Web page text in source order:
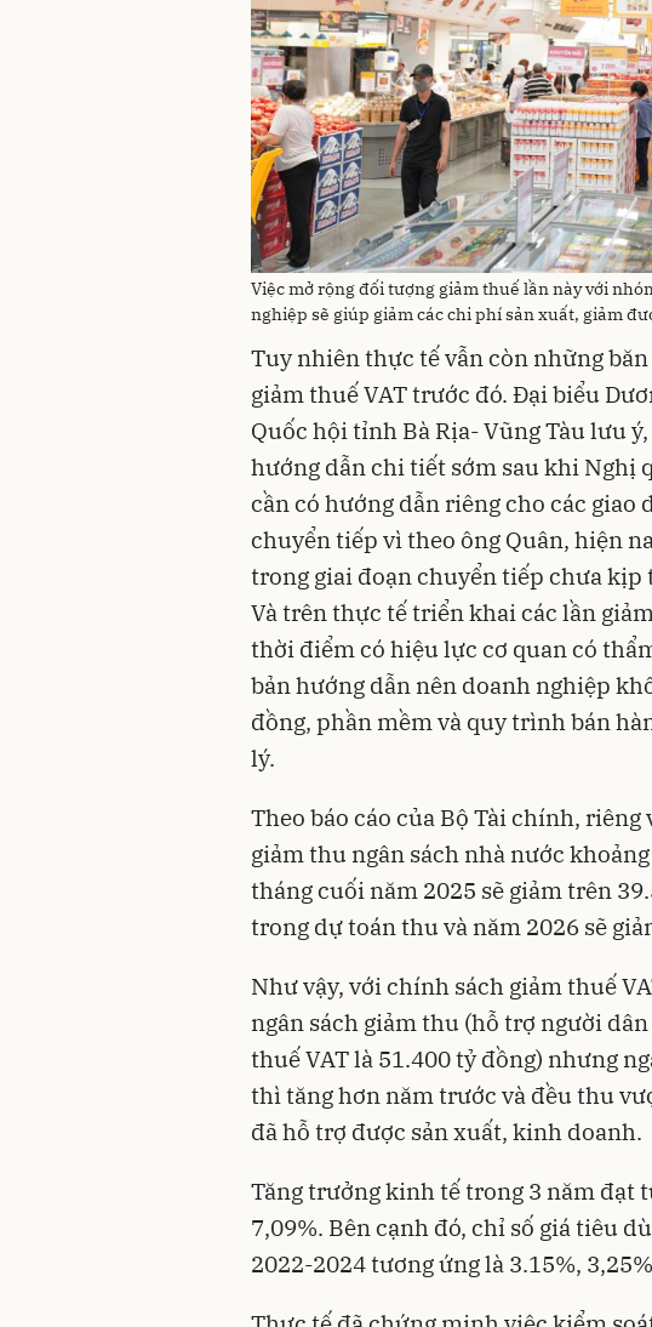
Việc mở rộng đối tượng giảm thuế lần này với
nghiệp sẽ giúp giảm các chi phí sản xuất, giảm
Tuy nhiên thực tế vẫn còn những
giảm thuế VAT trước đó. Đại biểu
Quốc hội tỉnh Bà Rịa- Vũng Tàu lưu
hướng dẫn chi tiết sớm sau khi Nghị
cần có hướng dẫn riêng cho các
chuyển tiếp vì theo ông Quân, hiện
trong giai đoạn chuyển tiếp chưa kịp
Và trên thực tế triển khai các lần
thời điểm có hiệu lực cơ quan có
bản hướng dẫn nên doanh nghiệp
đồng, phần mềm và quy trình bán
lý.
Theo báo cáo của Bộ Tài chính, riêng
giảm thu ngân sách nhà nước
tháng cuối năm 2025 sẽ giảm trên
trong dự toán thu và năm 2026 sẽ
Như vậy, với chính sách giảm thuế
ngân sách giảm thu (hỗ trợ người
thuế VAT là 51.400 tỷ đồng) nhưng
thì tăng hơn năm trước và đều thu
đã hỗ trợ được sản xuất, kinh doanh.
Tăng trưởng kinh tế trong 3 năm đạt
7,09%. Bên cạnh đó, chỉ số giá tiêu
2022-2024 tương ứng là 3.15%,